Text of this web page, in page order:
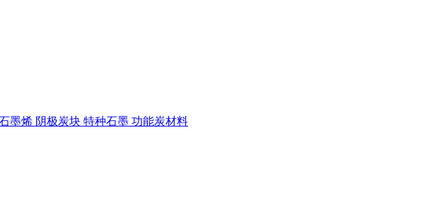
墨烯 阴极炭块 特种石墨 功能炭材料